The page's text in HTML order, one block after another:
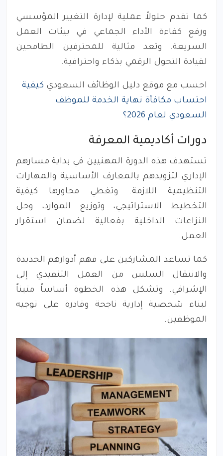
كما تقدم حلولاً عملية لإدارة التغيير المؤسسي
ورفع كفاءة الأداء الجماعي في بيئات العمل
السريعة. وتعد مثالية للمحترفين الطامحين
لقيادة التحول الرقمي بذكاء واحترافية.
احسب مع موقع دليل الوظائف السعودي كيفية
احتساب مكافأة نهاية الخدمة للموظف
السعودي لعام 2026؟
دورات أكاديمية المعرفة
تستهدف هذه الدورة المهنيين في بداية مسارهم
الإداري لتزويدهم بالمعارف الأساسية والمهارات
التنظيمية اللازمة. وتغطي محاورها كيفية
التخطيط الاستراتيجي، وتوزيع الموارد، وحل
النزاعات الداخلية بفعالية لضمان استقرار
العمل.
كما تساعد المشاركين على فهم أدوارهم الجديدة
والانتقال السلس من العمل التنفيذي إلى
الإشرافي. وتشكل هذه الخطوة أساساً متيناً
لبناء شخصية إدارية ناجحة وقادرة على توجيه
الموظفين.